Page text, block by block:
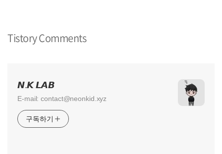
Tistory Comments
𝙉.𝙆 𝙇𝘼𝘽
E-mail: contact@neonkid.xyz
구독하기